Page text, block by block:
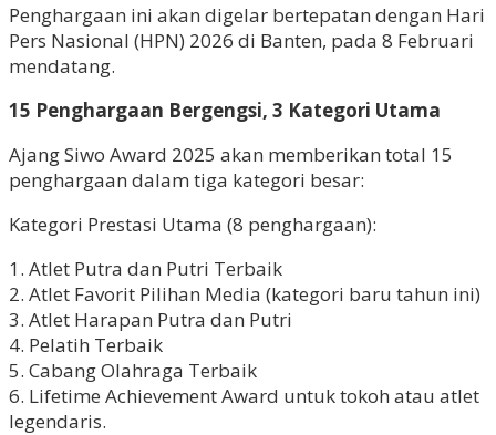
Penghargaan ini akan digelar bertepatan dengan Hari
Pers Nasional (HPN) 2026 di Banten, pada 8 Februari
mendatang.
15 Penghargaan Bergengsi, 3 Kategori Utama
Ajang Siwo Award 2025 akan memberikan total 15
penghargaan dalam tiga kategori besar:
Kategori Prestasi Utama (8 penghargaan):
1. Atlet Putra dan Putri Terbaik
2. Atlet Favorit Pilihan Media (kategori baru tahun ini)
3. Atlet Harapan Putra dan Putri
4. Pelatih Terbaik
5. Cabang Olahraga Terbaik
6. Lifetime Achievement Award untuk tokoh atau atlet
legendaris.